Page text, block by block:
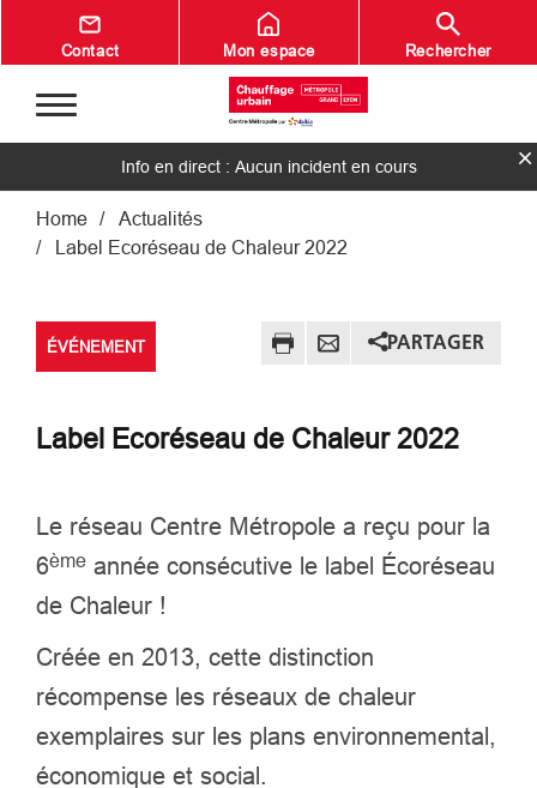
Aller au contenu principal
Contact Mon espace Rechercher
Info en direct : Aucun incident en cours
Fil d'Ariane
Home
Actualités
Label Ecoréseau de Chaleur 2022
ÉVÉNEMENT PARTAGER
Label Ecoréseau de Chaleur 2022
Le réseau Centre Métropole a reçu pour la
6ème année consécutive le label Écoréseau
de Chaleur !
Créée en 2013, cette distinction
récompense les réseaux de chaleur
exemplaires sur les plans environnemental,
économique et social.